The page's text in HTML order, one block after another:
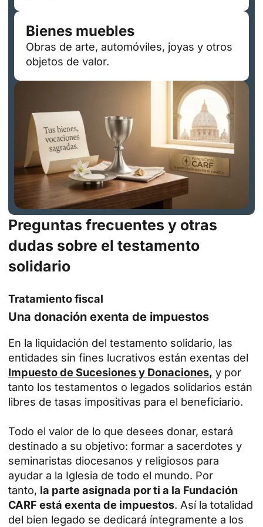
Bienes muebles
Obras de arte, automóviles, joyas y otros
objetos de valor.
Preguntas frecuentes y otras
dudas sobre el testamento
solidario
Tratamiento fiscal
Una donación exenta de impuestos
En la liquidación del testamento solidario, las
entidades sin fines lucrativos están exentas del
Impuesto de Sucesiones y Donaciones, y por
tanto los testamentos o legados solidarios están
libres de tasas impositivas para el beneficiario.
Todo el valor de lo que desees donar, estará
destinado a su objetivo: formar a sacerdotes y
seminaristas diocesanos y religiosos para
ayudar a la Iglesia de todo el mundo. Por
tanto, la parte asignada por ti a la Fundación
CARF está exenta de impuestos. Así la totalidad
del bien legado se dedicará íntegramente a los